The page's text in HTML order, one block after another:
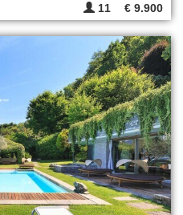
11 € 9.900